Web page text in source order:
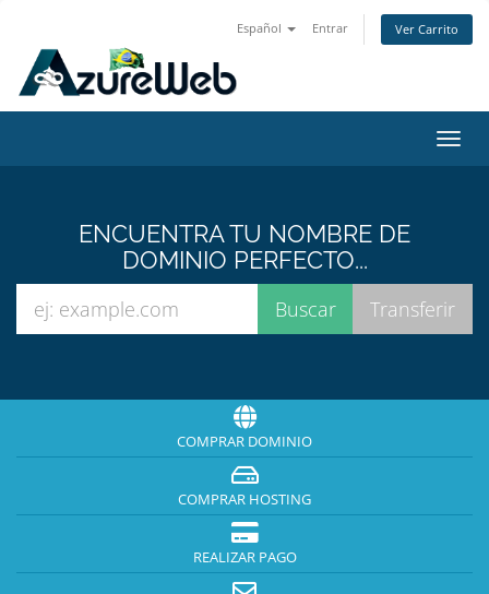
Español Entrar Ver Carrito
ENCUENTRA TU NOMBRE DE
DOMINIO PERFECTO...
COMPRAR DOMINIO
COMPRAR HOSTING
REALIZAR PAGO